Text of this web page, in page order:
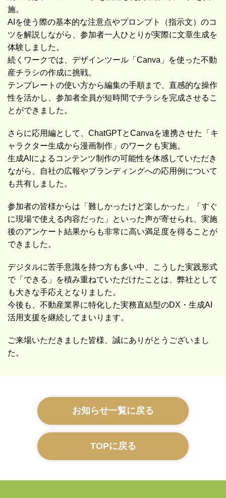
施。
AIを使う際の基本的な注意点やプロンプト（指示文）のコ
ツを解説しながら、参加者一人ひとりが実際に文章生成を
体験しました。
続くワークでは、デザインツール「Canva」を使った不動
産チラシの作成に挑戦。
テンプレートの使い方から編集の手順まで、直感的な操作
性を活かし、参加者全員が短時間でチラシを完成させるこ
とができました。
さらに応用編として、ChatGPTとCanvaを連携させた「キ
ャラクター生成から漫画制作」のワークも実施。
生成AIによるコンテンツ制作の可能性を体感していただき
ながら、自社の広報やブランディングへの応用例について
も共有しました。
参加者の皆様からは「難しかったけど楽しかった」「すぐ
に現場で使える内容だった」といった声が寄せられ、実施
後のアンケート結果からも非常に高い満足度を得ることが
できました。
デジタルに苦手意識を持つ方も多い中、こうした実践形式
で「できる」を積み重ねていただけたことは、弊社として
も大きな手応えとなりました。
今後も、不動産業界に特化した実務直結型のDX・生成AI
活用支援を継続してまいります。
ご来場いただきました皆様、誠にありがとうございまし
た。
お知らせ一覧に戻る
TOPに戻る